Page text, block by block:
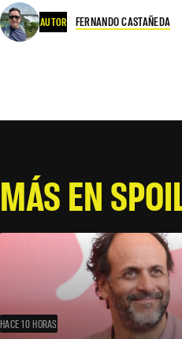
AUTOR FERNANDO CASTAÑEDA
MÁS EN
HACE 10 HORAS